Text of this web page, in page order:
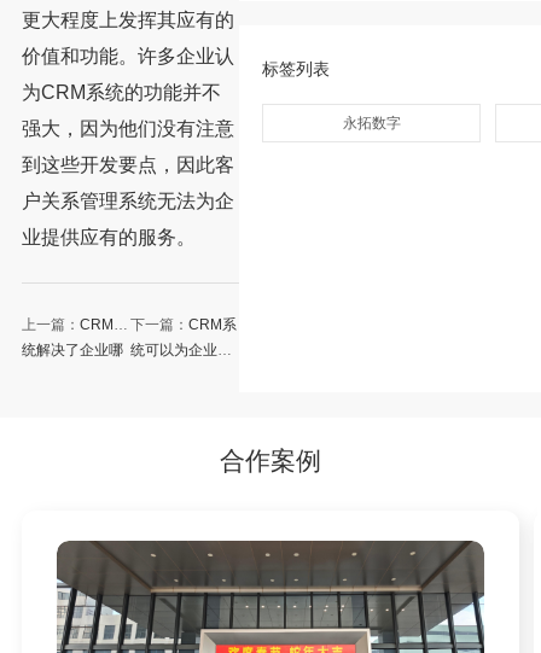
更大程度上发挥其应有的
价值和功能。许多企业认
为CRM系统的功能并不
强大，因为他们没有注意
到这些开发要点，因此客
户关系管理系统无法为企
业提供应有的服务。
上一篇： CRM系
统解决了企业哪
下一篇： CRM系
统可以为企业带
标签列表
永拓数字
合作案例